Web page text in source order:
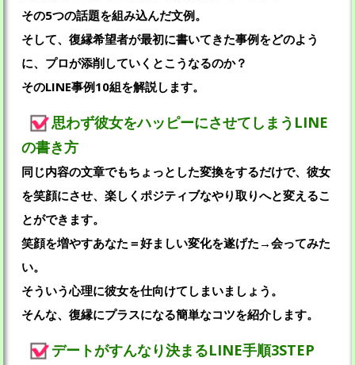
その5つの話題を組み込んだ文例。
そして、復縁希望者が最初に書いてきた事例をどのよう
に、プロが添削していくとこうなるのか？
そのLINE事例10組を解説します。
思わず彼女をハッピーにさせてしまうLINE
の書き方
同じ内容の文章でもちょっとした変換をするだけで、彼女
を笑顔にさせ、楽しくポジティブなやり取りへと変えるこ
とができます。
笑顔を増やすあなた＝好ましい変化を遂げた→会ってみた
い。
そういう心理に彼女を仕向けてしまいましょう。
そんな、復縁にプラスになる簡単なコツを紹介します。
デートがすんなり決まるLINE手順3STEP